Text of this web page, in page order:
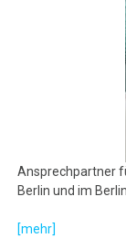
Ansprechpartner
Berlin und im
[mehr]